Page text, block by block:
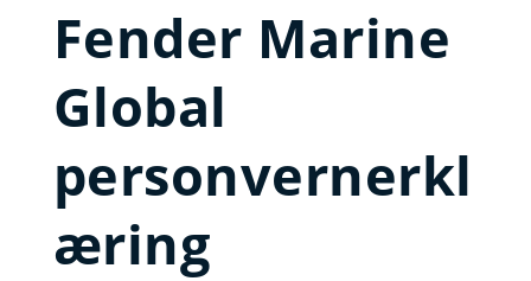
Fender Marine
Global
personvernerkl
æring